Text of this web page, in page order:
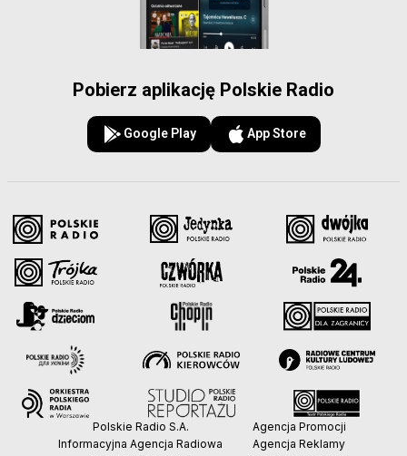
Pobierz aplikację Polskie Radio
Google Play App Store
Polskie Radio S.A.
Informacyjna Agencja Radiowa
Agencja Promocji
Agencja Reklamy